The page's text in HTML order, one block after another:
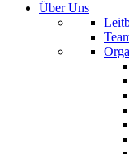
Über Uns